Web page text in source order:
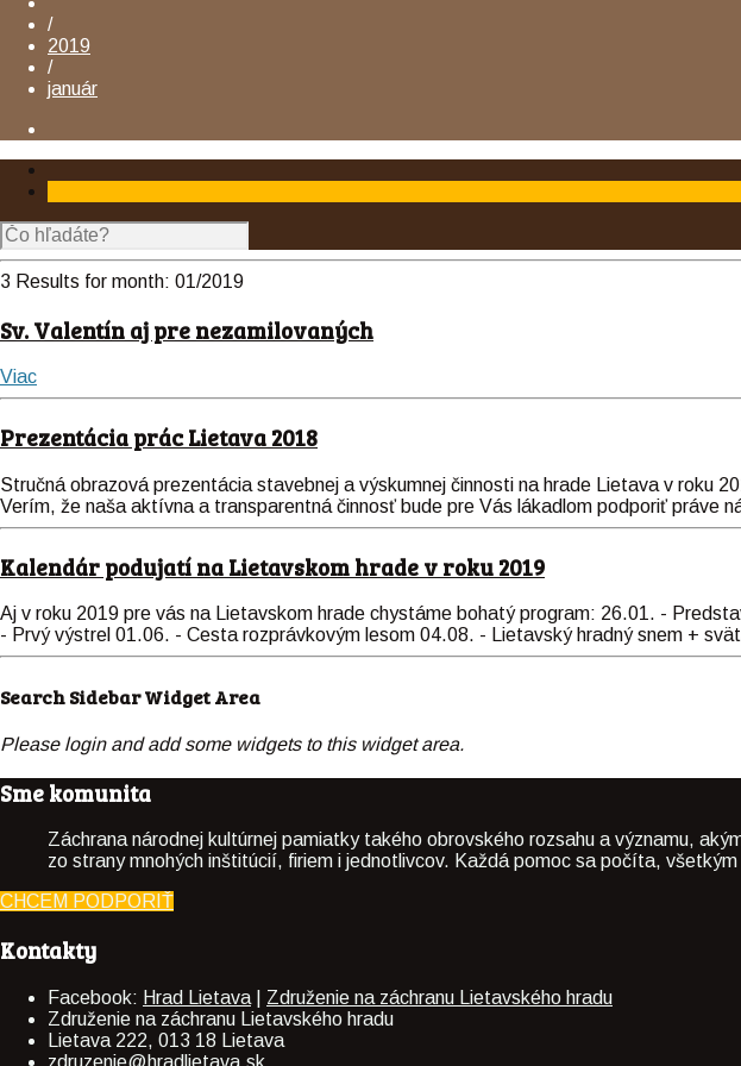
/
2019
/
január
3 Results for month: 01/2019
Sv. Valentín aj pre nezamilovaných
Viac
Prezentácia prác Lietava 2018
Stručná obrazová prezentácia stavebnej a výskumnej činnosti na hrade Lietava v roku
Verím, že naša aktívna a transparentná činnosť bude pre Vás lákadlom podporiť práve
Kalendár podujatí na Lietavskom hrade v roku 2019
Aj v roku 2019 pre vás na Lietavskom hrade chystáme bohatý program: 26.01. -
- Prvý výstrel 01.06. - Cesta rozprávkovým lesom 04.08. - Lietavský hradný snem +
Search Sidebar Widget Area
Please login and add some widgets to this widget area.
Sme komunita
Záchrana národnej kultúrnej pamiatky takého obrovského rozsahu a významu,
zo strany mnohých inštitúcií, firiem i jednotlivcov. Každá pomoc sa počíta,
CHCEM PODPORIŤ
Kontakty
Facebook: Hrad Lietava
Združenie na záchranu Lietavského hradu
Združenie na záchranu Lietavského hradu
Lietava 222, 013 18 Lietava
zdruzenie@hradlietava.sk